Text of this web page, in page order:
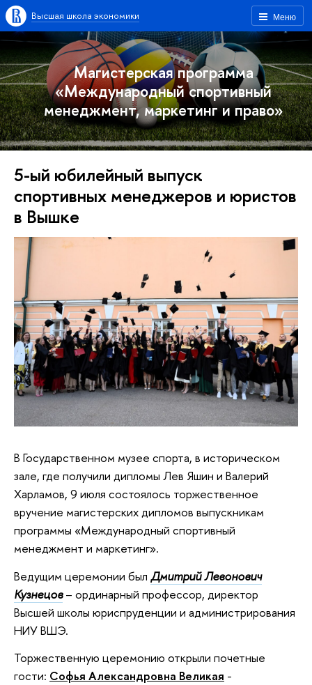
Меню
Высшая школа экономики
Магистерская программа
«Международный спортивный
менеджмент, маркетинг и право»
5-ый юбилейный выпуск
спортивных менеджеров и юристов
в Вышке
В Государственном музее спорта, в историческом
зале, где получили дипломы Лев Яшин и Валерий
Харламов, 9 июля состоялось торжественное
вручение магистерских дипломов выпускникам
программы «Международный спортивный
менеджмент и маркетинг».
Ведущим церемонии был Дмитрий Левонович
Кузнецов– ординарный профессор, директор
Высшей школы юриспруденции и администрирования
НИУ ВШЭ.
Торжественную церемонию открыли почетные
гости: Софья Александровна Великая -